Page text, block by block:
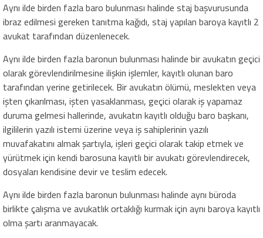
Aynı ilde birden fazla baro bulunması halinde staj başvurusunda
ibraz edilmesi gereken tanıtma kağıdı, staj yapılan baroya kayıtlı 2
avukat tarafından düzenlenecek.
Aynı ilde birden fazla baronun bulunması halinde bir avukatın geçici
olarak görevlendirilmesine ilişkin işlemler, kayıtlı olunan baro
tarafından yerine getirilecek. Bir avukatın ölümü, meslekten veya
işten çıkarılması, işten yasaklanması, geçici olarak iş yapamaz
duruma gelmesi hallerinde, avukatın kayıtlı olduğu baro başkanı,
ilgililerin yazılı istemi üzerine veya iş sahiplerinin yazılı
muvafakatını almak şartıyla, işleri geçici olarak takip etmek ve
yürütmek için kendi barosuna kayıtlı bir avukatı görevlendirecek,
dosyaları kendisine devir ve teslim edecek.
Aynı ilde birden fazla baronun bulunması halinde aynı büroda
birlikte çalışma ve avukatlık ortaklığı kurmak için aynı baroya kayıtlı
olma şartı aranmayacak.